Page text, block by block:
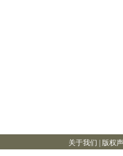
关于我们 版权